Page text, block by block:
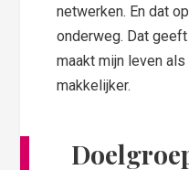
netwerken. En dat
onderweg. Dat
maakt mijn leven
makkelijker.